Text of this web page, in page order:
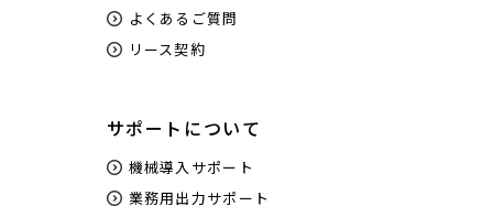
よくあるご質問
リース契約
サポートについて
機械導入サポート
業務用出力サポート